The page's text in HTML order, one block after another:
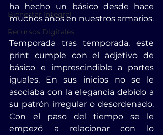
Bienestar Integral
Recursos Digitales
ha hecho un básico desde hace
Temporada tras temporada, este
print cumple con el adjetivo de
básico e imprescindible a partes
iguales. En sus inicios no se le
asociaba con la elegancia debido a
su patrón irregular o desordenado.
Con el paso del tiempo se le
empezó a relacionar con lo